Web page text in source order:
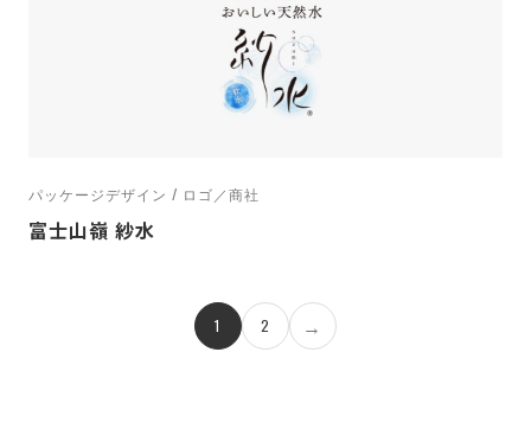
パッケージデザイン / ロゴ／商社
富士山嶺 紗水
1 2 →